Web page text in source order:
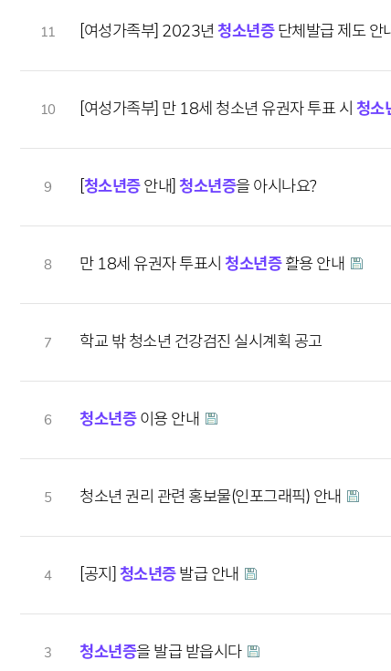
11 [여성가족부] 2023년청소년증단체발급 제도 안
10 [여성가족부] 만 18세 청소년 유권자 투표 시 청소
9 [청소년증안내] 청소년증을 아시나요?
8 만 18세 유권자 투표시 청소년증활용 안내
7 학교 밖 청소년 건강검진 실시계획 공고
6 청소년증이용 안내
5 청소년 권리 관련 홍보물(인포그래픽) 안내
4 [공지] 청소년증발급 안내
3 청소년증을 발급 받읍시다